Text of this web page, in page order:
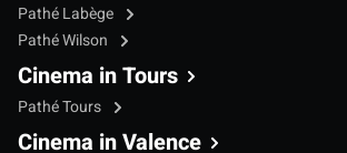
Pathé Labège
Pathé Wilson
Cinema in Tours
Pathé Tours
Cinema in Valence